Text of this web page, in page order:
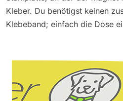
Kleber. Du benötigst keinen
Klebeband; einfach die Dose